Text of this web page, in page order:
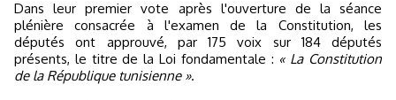
Dans leur premier vote après l'ouverture de la séance
plénière consacrée à l'examen de la Constitution, les
députés ont approuvé, par 175 voix sur 184 députés
présents, le titre de la Loi fondamentale : « La Constitution
de la République tunisienne ».